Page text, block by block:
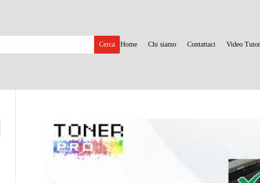
Home Chi siamo Contattaci Video